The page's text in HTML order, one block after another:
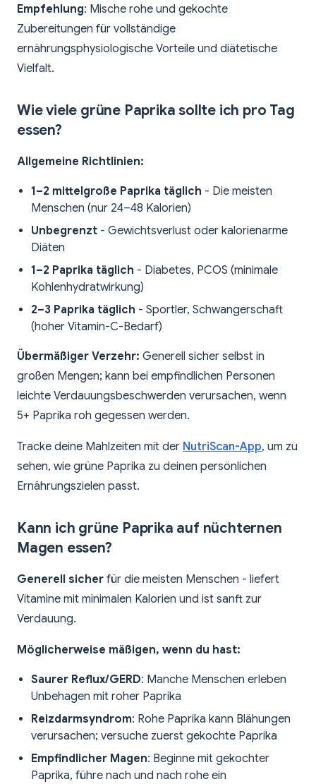
Empfehlung: Mische rohe und gekochte
Zubereitungen für vollständige
ernährungsphysiologische Vorteile und diätetische
Vielfalt.
Wie viele grüne Paprika sollte ich pro Tag
essen?
Allgemeine Richtlinien:
1–2 mittelgroße Paprika täglich - Die meisten
Menschen (nur 24–48 Kalorien)
Unbegrenzt - Gewichtsverlust oder kalorienarme
Diäten
1–2 Paprika täglich - Diabetes, PCOS (minimale
Kohlenhydratwirkung)
2–3 Paprika täglich - Sportler, Schwangerschaft
(hoher Vitamin-C-Bedarf)
Übermäßiger Verzehr: Generell sicher selbst in
großen Mengen; kann bei empfindlichen Personen
leichte Verdauungsbeschwerden verursachen, wenn
5+ Paprika roh gegessen werden.
Tracke deine Mahlzeiten mit der NutriScan-App, um zu
sehen, wie grüne Paprika zu deinen persönlichen
Ernährungszielen passt.
Kann ich grüne Paprika auf nüchternen
Magen essen?
Generell sicher für die meisten Menschen - liefert
Vitamine mit minimalen Kalorien und ist sanft zur
Verdauung.
Möglicherweise mäßigen, wenn du hast:
Saurer Reflux/GERD: Manche Menschen erleben
Unbehagen mit roher Paprika
Reizdarmsyndrom: Rohe Paprika kann Blähungen
verursachen; versuche zuerst gekochte Paprika
Empfindlicher Magen: Beginne mit gekochter
Paprika, führe nach und nach rohe ein